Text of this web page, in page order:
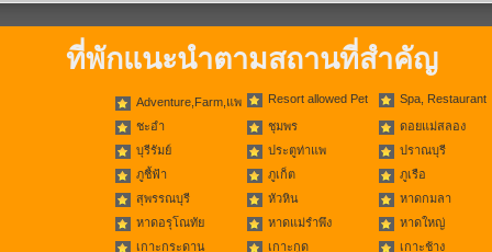
ที่พักแนะนำตามสถานที่สำคัญ
Adventure,Farm,แพ Resort allowed Pet Spa, Restaurant
ชะอำ ชุมพร
ดอยแม่สลอง
บุรีรัมย์
ประตูท่าแพ
ปราณบุรี
ภูชี้ฟ้า
ภูเก็ต
ภูเรือ
สุพรรณบุรี
หัวหิน
หาดกมลา
หาดอรุโณทัย
หาดแม่รำพึง
หาดใหญ่
เกาะกระดาน
เกาะกูด
เกาะช้าง